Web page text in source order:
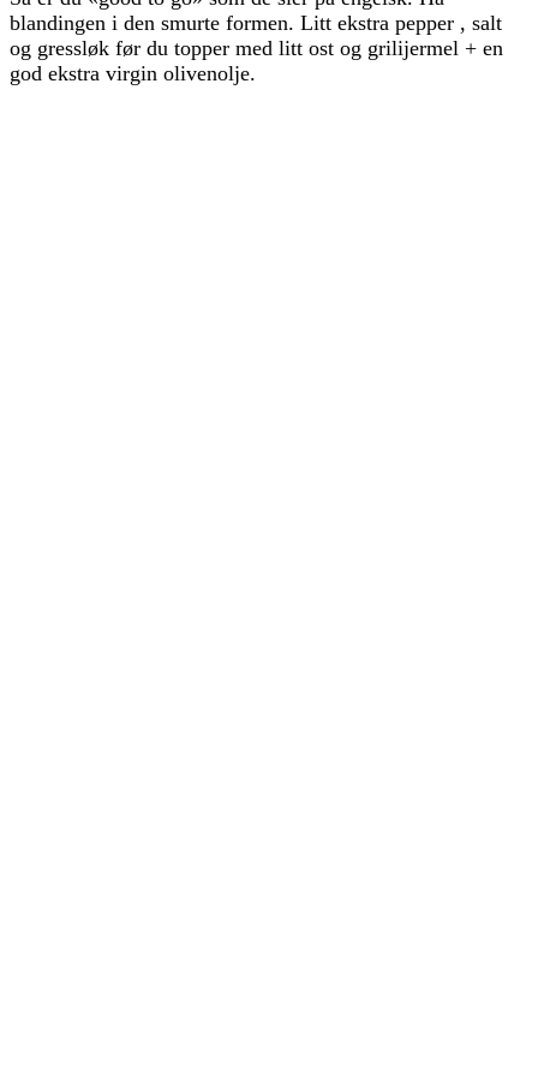
blandingen i den smurte formen. Litt ekstra pepper , salt
og gressløk før du topper med litt ost og grilijermel + en
god ekstra virgin olivenolje.